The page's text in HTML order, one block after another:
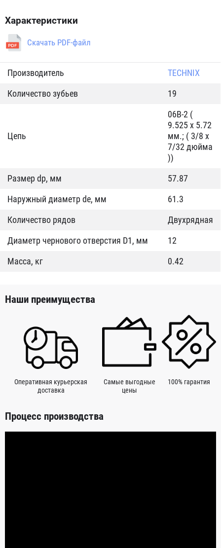
Характеристики
Скачать PDF-файл
Производитель
TECHNIX
Количество зубьев
19
Цепь
06B-2 (
9.525 x 5.72
мм.; ( 3/8 х
7/32 дюйма
))
Размер dp, мм
57.87
Наружный диаметр de, мм
61.3
Количество рядов
Двухрядная
Диаметр чернового отверстия D1, мм
12
Масса, кг
0.42
Наши преимущества
Оперативная курьерская
доставка
Самые выгодные
цены
100% гарантия
Процесс производства